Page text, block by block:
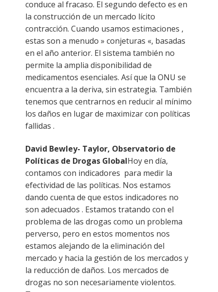
conduce al fracaso. El segundo defecto es en
la construcción de un mercado lícito
contracción. Cuando usamos estimaciones ,
estas son a menudo » conjeturas «, basadas
en el año anterior. El sistema también no
permite la amplia disponibilidad de
medicamentos esenciales. Así que la ONU se
encuentra a la deriva, sin estrategia. También
tenemos que centrarnos en reducir al mínimo
los daños en lugar de maximizar con políticas
fallidas .
David Bewley- Taylor, Observatorio de
Políticas de Drogas GlobalHoy en día,
contamos con indicadores para medir la
efectividad de las políticas. Nos estamos
dando cuenta de que estos indicadores no
son adecuados . Estamos tratando con el
problema de las drogas como un problema
perverso, pero en estos momentos nos
estamos alejando de la eliminación del
mercado y hacia la gestión de los mercados y
la reducción de daños. Los mercados de
drogas no son necesariamente violentos.